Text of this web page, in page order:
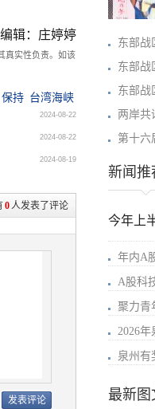
辑：庄婷婷
真实性负责。如该
保持 台湾海峡
2024-08-22
2024-08-22
2024-08-19
0人发表了评论
东部战
东部战
东部战
两岸共
第十六
新闻推
今年上
年内A
A股科
聚力青
2026
泉州有
最新图